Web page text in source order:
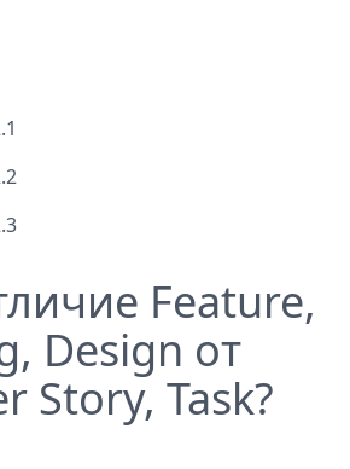
Feature,
Design от
Story, Task?